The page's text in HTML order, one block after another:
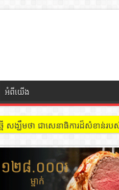
អំពីយើង
សង នៅជាន់ទី៩ បន្ទប់ ៩០២ !